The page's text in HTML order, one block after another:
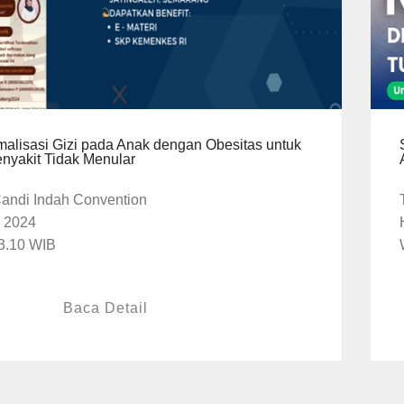
Gizi pada Anak dengan Obesitas untuk
Tidak Menular
Indah Convention
2024
WIB
Baca Detail